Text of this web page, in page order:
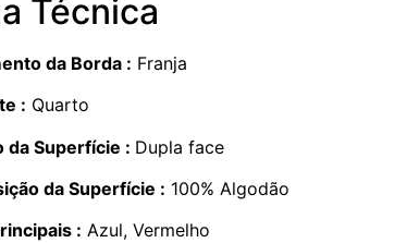
Técnica
da Borda : Franja
: Quarto
da Superfície : Dupla face
da Superfície : 100% Algodão
: Azul, Vermelho